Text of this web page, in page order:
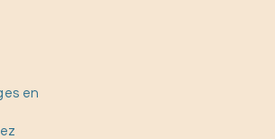
en